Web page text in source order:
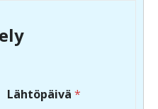
Lähtöpäivä *